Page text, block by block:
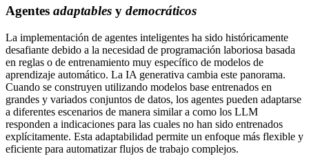
Agentes adaptables y democráticos
La implementación de agentes inteligentes ha sido históricamente
desafiante debido a la necesidad de programación laboriosa basada
en reglas o de entrenamiento muy específico de modelos de
aprendizaje automático. La IA generativa cambia este panorama.
Cuando se construyen utilizando modelos base entrenados en
grandes y variados conjuntos de datos, los agentes pueden adaptarse
a diferentes escenarios de manera similar a como los LLM
responden a indicaciones para las cuales no han sido entrenados
explícitamente. Esta adaptabilidad permite un enfoque más flexible y
eficiente para automatizar flujos de trabajo complejos.